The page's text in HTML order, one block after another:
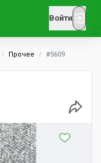
Войти
Прочее #5609